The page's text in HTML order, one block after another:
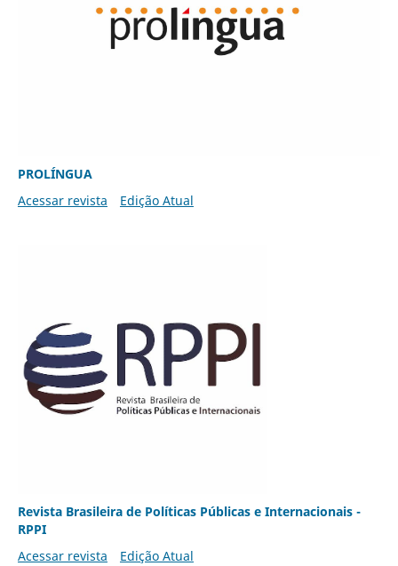
PROLÍNGUA
Acessar revista
Edição Atual
Revista Brasileira de Políticas Públicas e Internacionais -
RPPI
Acessar revista
Edição Atual